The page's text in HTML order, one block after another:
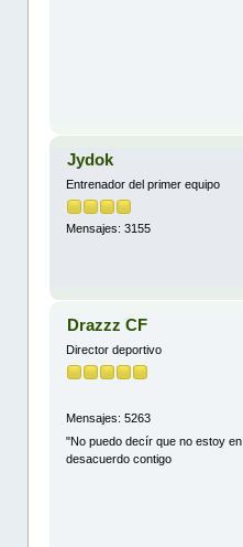
Jydok
Entrenador del primer equipo
Mensajes: 3155
Drazzz CF
Director deportivo
Mensajes: 5263
"No puedo decír que no estoy en
desacuerdo contigo